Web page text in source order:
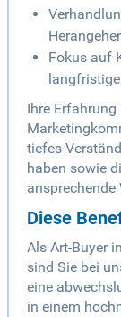
Fokus auf
Ihre Erfahrung
tiefes
haben sowie
ansprechende
Diese
Als Art-Buyer
sind Sie bei
eine
in einem